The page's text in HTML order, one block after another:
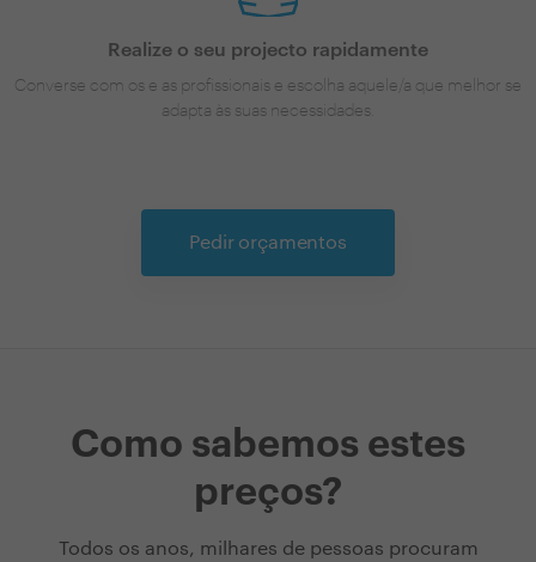
Realize o seu projecto rapidamente
Converse com os e as profissionais e escolha aquele/a que melhor se
adapta às suas necessidades.
Pedir orçamentos
Como sabemos estes
preços?
Todos os anos, milhares de pessoas procuram